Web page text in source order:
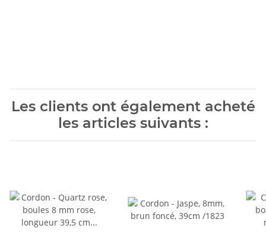
Les clients ont également acheté
les articles suivants :